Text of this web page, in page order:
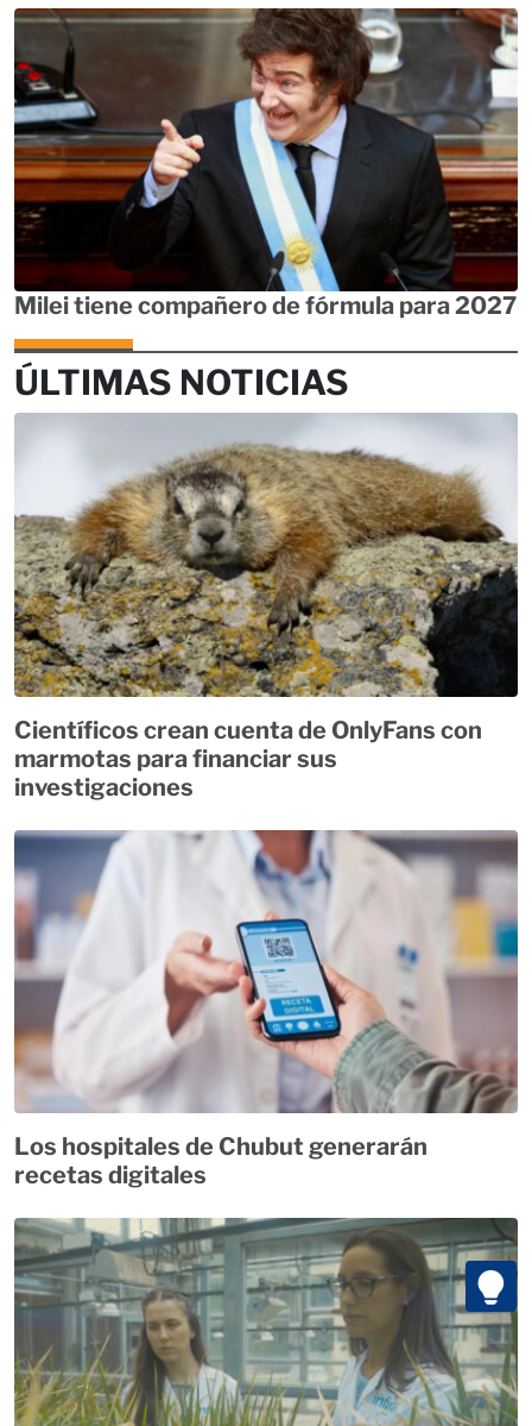
Milei tiene compañero de fórmula para 2027
ÚLTIMAS NOTICIAS
Científicos crean cuenta de OnlyFans con
marmotas para financiar sus
investigaciones
Los hospitales de Chubut generarán
recetas digitales